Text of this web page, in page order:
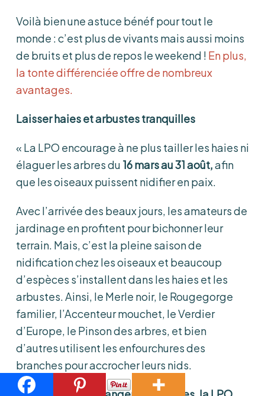
Voilà bien une astuce bénéf pour tout le
monde : c’est plus de vivants mais aussi moins
de bruits et plus de repos le weekend ! En plus,
la tonte différenciée offre de nombreux
avantages.
Laisser haies et arbustes tranquilles
« La LPO encourage à ne plus tailler les haies ni
élaguer les arbres du 16 mars au 31 août,afin
que les oiseaux puissent nidifier en paix.
Avec l’arrivée des beaux jours, les amateurs de
jardinage en profitent pour bichonner leur
terrain. Mais, c’est la pleine saison de
nidification chez les oiseaux et beaucoup
d’espèces s’installent dans les haies et les
arbustes. Ainsi, le Merle noir, le Rougegorge
familier, l’Accenteur mouchet, le Verdier
d’Europe, le Pinson des arbres, et bien
d’autres utilisent les enfourchures des
branches pour accrocher leurs nids.